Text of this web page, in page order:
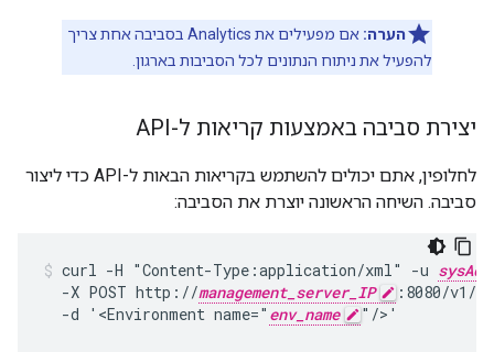
הערה:
אם מפעילים את Analytics בסביבה אחת צריך
להפעיל את ניתוח הנתונים לכל הסביבות בארגון.
יצירת סביבה באמצעות קריאות ל-API
לחלופין, אתם יכולים להשתמש בקריאות הבאות ל-API כדי ליצור
סביבה. השיחה הראשונה יוצרת את הסביבה:
curl -H "Content-Type:application/xml" -u
  -X POST http://
management_server_IP
:8080/v1/
  -d '<Environment name="
env_name "/>'